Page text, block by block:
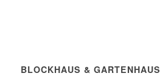
BLOCKHAUS & GARTENHAUS